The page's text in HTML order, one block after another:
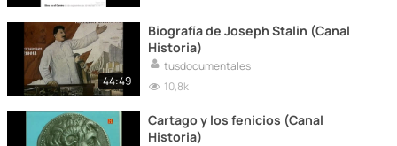
44:49
Biografía de Joseph Stalin (Canal
Historia)
tusdocumentales
10,8k
Cartago y los fenicios (Canal
Historia)